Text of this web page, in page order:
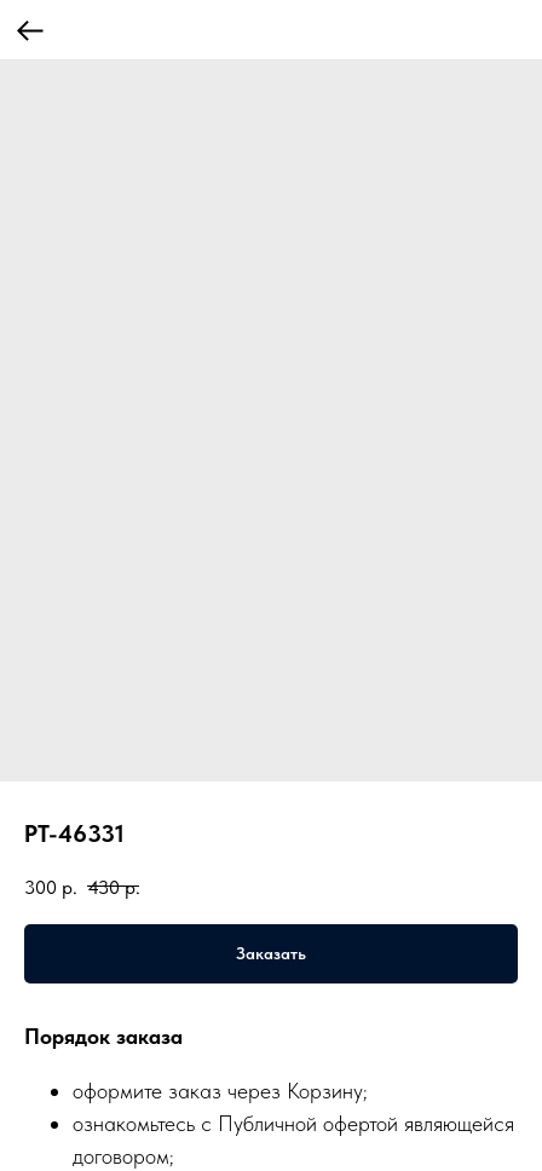
PT-46331
300 р. 430 р.
Заказать
Порядок заказа
оформите заказ через Корзину;
ознакомьтесь с Публичной офертой являющейся
договором;